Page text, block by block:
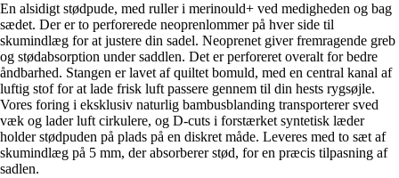
En alsidigt stødpude, med ruller i merinould+ ved medigheden og bag
sædet. Der er to perforerede neoprenlommer på hver side til
skumindlæg for at justere din sadel. Neoprenet giver fremragende greb
og stødabsorption under saddlen. Det er perforeret overalt for bedre
åndbarhed. Stangen er lavet af quiltet bomuld, med en central kanal af
luftig stof for at lade frisk luft passere gennem til din hests rygsøjle.
Vores foring i eksklusiv naturlig bambusblanding transporterer sved
væk og lader luft cirkulere, og D-cuts i forstærket syntetisk læder
holder stødpuden på plads på en diskret måde. Leveres med to sæt af
skumindlæg på 5 mm, der absorberer stød, for en præcis tilpasning af
sadlen.